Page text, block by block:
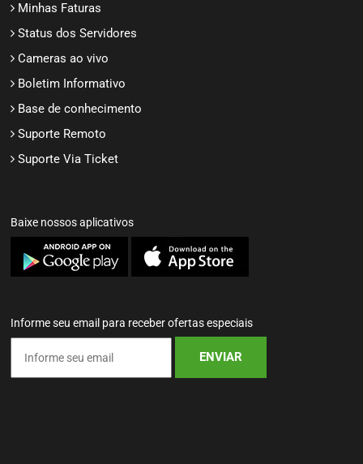
Minhas Faturas
Status dos Servidores
Cameras ao vivo
Boletim Informativo
Base de conhecimento
Suporte Remoto
Suporte Via Ticket
Baixe nossos aplicativos
Informe seu email para receber ofertas especiais